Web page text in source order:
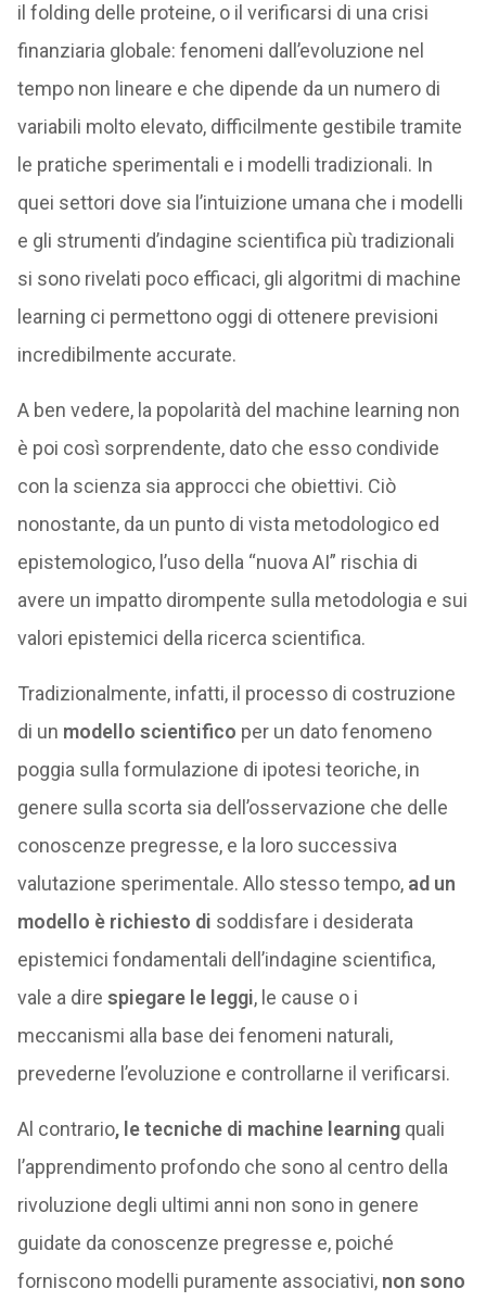
il folding delle proteine, o il verificarsi di una crisi
finanziaria globale: fenomeni dall’evoluzione nel
tempo non lineare e che dipende da un numero di
variabili molto elevato, difficilmente gestibile tramite
le pratiche sperimentali e i modelli tradizionali. In
quei settori dove sia l’intuizione umana che i modelli
e gli strumenti d’indagine scientifica più tradizionali
si sono rivelati poco efficaci, gli algoritmi di machine
learning ci permettono oggi di ottenere previsioni
incredibilmente accurate.
A ben vedere, la popolarità del machine learning non
è poi così sorprendente, dato che esso condivide
con la scienza sia approcci che obiettivi. Ciò
nonostante, da un punto di vista metodologico ed
epistemologico, l’uso della “nuova AI” rischia di
avere un impatto dirompente sulla metodologia e sui
valori epistemici della ricerca scientifica.
Tradizionalmente, infatti, il processo di costruzione
di un modello scientifico per un dato fenomeno
poggia sulla formulazione di ipotesi teoriche, in
genere sulla scorta sia dell’osservazione che delle
conoscenze pregresse, e la loro successiva
valutazione sperimentale. Allo stesso tempo, ad un
modello è richiesto di soddisfare i desiderata
epistemici fondamentali dell’indagine scientifica,
vale a dire spiegare le leggi, le cause o i
meccanismi alla base dei fenomeni naturali,
prevederne l’evoluzione e controllarne il verificarsi.
Al contrario, le tecniche di machine learningquali
l’apprendimento profondo che sono al centro della
rivoluzione degli ultimi anni non sono in genere
guidate da conoscenze pregresse e, poiché
forniscono modelli puramente associativi, non sono